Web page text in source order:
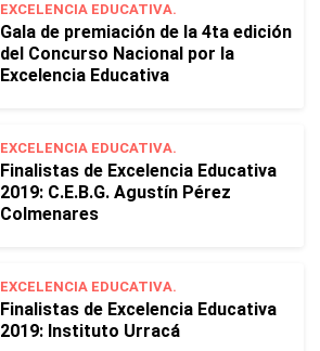
EXCELENCIA EDUCATIVA.
Gala de premiación de la 4ta edición
del Concurso Nacional por la
Excelencia Educativa
EXCELENCIA EDUCATIVA.
Finalistas de Excelencia Educativa
2019: C.E.B.G. Agustín Pérez
Colmenares
EXCELENCIA EDUCATIVA.
Finalistas de Excelencia Educativa
2019: Instituto Urracá